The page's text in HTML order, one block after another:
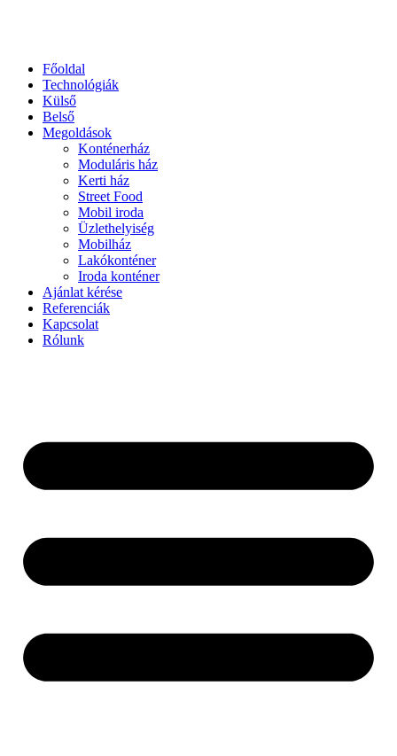
Főoldal
Technológiák
Külső
Belső
Megoldások
Konténerház
Moduláris ház
Kerti ház
Street Food
Mobil iroda
Üzlethelyiség
Mobilház
Lakókonténer
Iroda konténer
Ajánlat kérése
Referenciák
Kapcsolat
Rólunk